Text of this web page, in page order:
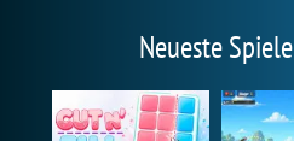
Neueste Spiele